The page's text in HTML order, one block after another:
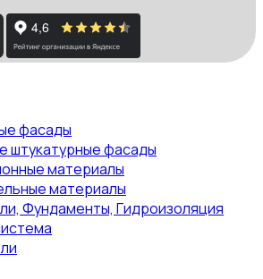
фасады
штукатурные фасады
материалы
материалы
Фундаменты, Гидроизоляция